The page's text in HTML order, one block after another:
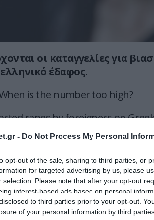
- Do Not Process My Personal
opt-out of the sale, sharing to third parties, or
for targeted advertising by us, please
selection. Please note that after your opt-out
interest-based ads based on personal
to third parties prior to your opt-out.
of your personal information by third
οι καταγγελίες για
έδαφος.
is the number too high?
rapes by foreigners on
women, families, from
z5NG3H7Ttj
(@NeoptolemusX)June 3,
κακοποιημένες γυναίκες, και